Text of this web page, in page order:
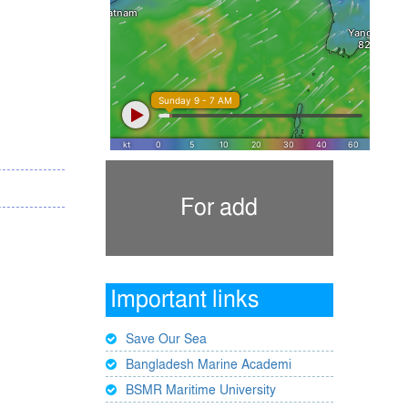
For add
Important links
Save Our Sea
Bangladesh Marine Academi
BSMR Maritime University